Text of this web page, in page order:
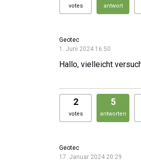
votes antwort
Geotec
1. Juni 2024 16:50
Hallo, vielleicht
2
votes
5
antworten
Geotec
17. Januar 2024 20:29